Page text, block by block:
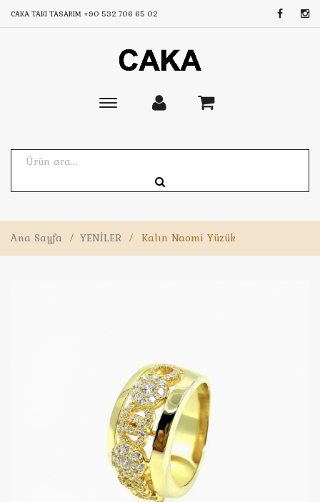
CAKA TAKI TASARIM +90 532 706 65 02
Toggle
Ana Sayfa / YENİLER / Kalın Naomi Yüzük